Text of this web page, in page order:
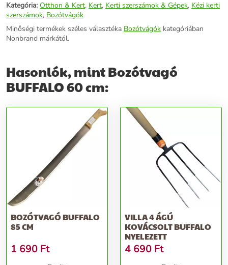
Kategória: Otthon & Kert, Kert, Kerti szerszámok & Gépek, Kézi kerti
szerszámok, Bozótvágók
Minőségi termékek széles választéka Bozótvágók kategóriában
Nonbrand márkától.
Hasonlók, mint Bozótvagó
BUFFALO 60 cm:
BOZÓTVAGÓ BUFFALO
85 CM
1 690 Ft
VILLA 4 ÁGÚ
KOVÁCSOLT BUFFALO
NYELEZETT
4 690 Ft